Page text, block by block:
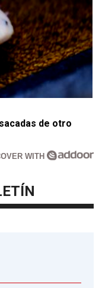
de otro
WITH